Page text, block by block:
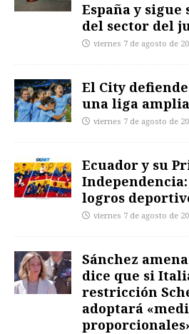
España y
del sector del
viernes 7 de agosto de
El City
una liga
viernes 7 de agosto de
Ecuador y su
Independencia:
logros
viernes 7 de agosto de
Sánchez
dice que si
restricción
adoptará